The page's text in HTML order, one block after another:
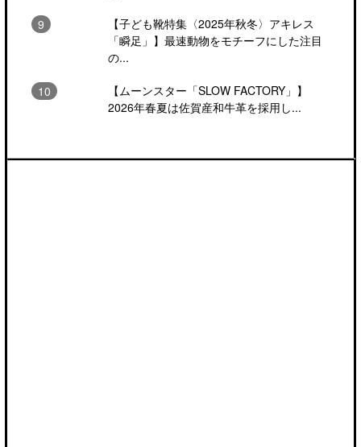
【子ども靴特集〈2025年秋冬〉アキレス
「瞬足」】最速動物をモチーフにした注目
の...
【ムーンスター「SLOW FACTORY」】
2026年春夏は佐賀産和牛革を採用し...